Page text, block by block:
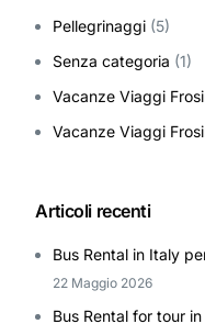
Pellegrinaggi (5)
Senza categoria (1)
Vacanze Viaggi
Vacanze Viaggi
Articoli recenti
Bus Rental in Italy
22 Maggio 2026
Bus Rental for tour